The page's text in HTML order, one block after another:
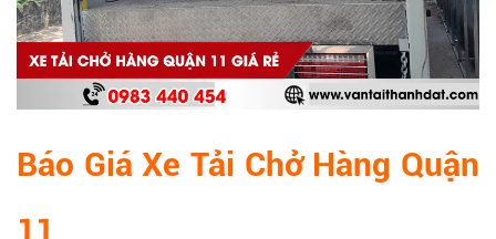
Báo Giá Xe Tải Chở Hàng Quận
11